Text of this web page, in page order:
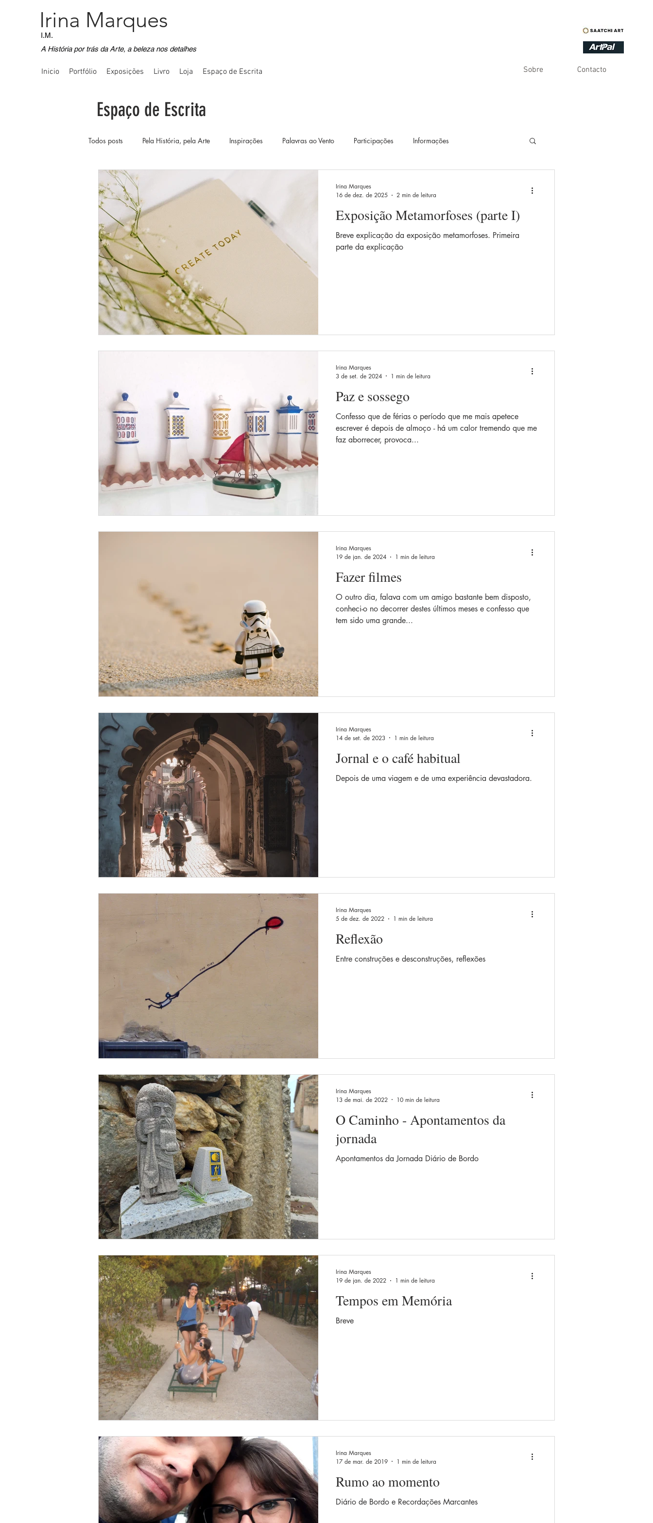
Irina Marques
I.M.
A História por trás da Arte, a beleza nos detalhes
Inicio Portfólio Exposições Livro Loja Espaço de Escrita Sobre Contacto
Espaço de Escrita
Todos posts Pela História, pela Arte Inspirações Palavras ao Vento Participações Informações
Voos Imaginativos Registos Fotográficos
Comunicação Inquietante Diálogos artísticos Metamorfoses Metamorfoses Infinito Humor
Exposição Metamorfoses (parte I)
Breve explicação da exposição metamorfoses. Primeira
parte da explicação
Irina Marques
16 de dez. de 2025
2 min de leitura
Paz e sossego
Confesso que de férias o período que me mais apetece
escrever é depois de almoço - há um calor tremendo que me
faz aborrecer, provoca...
Irina Marques
3 de set. de 2024
1 min de leitura
Fazer filmes
O outro dia, falava com um amigo bastante bem disposto,
conheci-o no decorrer destes últimos meses e confesso que
tem sido uma grande...
Irina Marques
19 de jan. de 2024
1 min de leitura
Jornal e o café habitual
Depois de uma viagem e de uma experiência devastadora.
Irina Marques
14 de set. de 2023
1 min de leitura
Reflexão
Entre construções e desconstruções, reflexões
Irina Marques
5 de dez. de 2022
1 min de leitura
O Caminho - Apontamentos da
jornada
Apontamentos da Jornada Diário de Bordo
Irina Marques
13 de mai. de 2022
10 min de leitura
Tempos em Memória
Breve
Irina Marques
19 de jan. de 2022
1 min de leitura
Rumo ao momento
Diário de Bordo e Recordações Marcantes
Irina Marques
17 de mar. de 2019
1 min de leitura